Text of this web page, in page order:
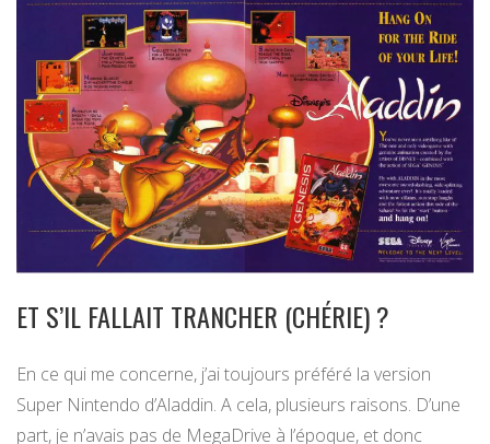
ET S’IL FALLAIT TRANCHER (CHÉRIE) ?
En ce qui me concerne, j’ai toujours préféré la version
Super Nintendo d’Aladdin. A cela, plusieurs raisons. D’une
part, je n’avais pas de MegaDrive à l’époque, et donc